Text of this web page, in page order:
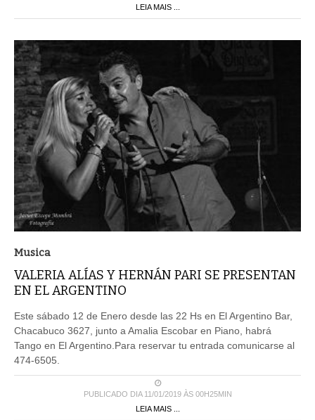
LEIA MAIS ...
Musica
VALERIA ALÍAS Y HERNÁN PARI SE PRESENTAN
EN EL ARGENTINO
Este sábado 12 de Enero desde las 22 Hs en El Argentino Bar,
Chacabuco 3627, junto a Amalia Escobar en Piano, habrá
Tango en El Argentino.Para reservar tu entrada comunicarse al
474-6505.
PUBLICADO DIA 11/01/2019 ÀS 00H25MIN
LEIA MAIS ...